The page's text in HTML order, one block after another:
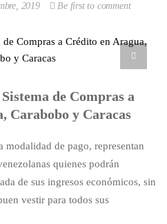
2019 Be first to comment
de Compras a
Carabobo y Caracas
modalidad de pago, representan
quienes podrán
de sus ingresos económicos, sin
vestir para todos sus